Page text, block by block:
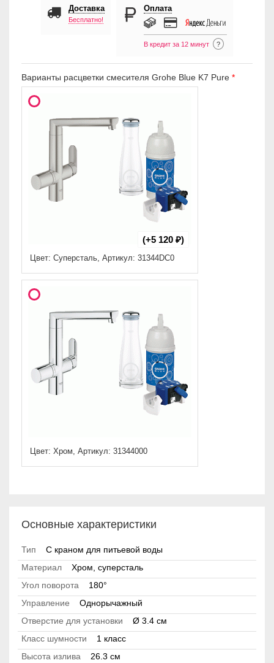
Доставка
Бесплатно!
Оплата
В кредит за 12 минут ?
Варианты расцветки смесителя Grohe Blue K7 Pure
Цвет: Суперсталь, Артикул: 31344DC0
(+5 120 ₽)
Цвет: Хром, Артикул: 31344000
Основные характеристики
Тип
С краном для питьевой воды
Материал
Хром, суперсталь
Угол поворота
180°
Управление
Однорычажный
Отверстие для установки
Ø 3.4 см
Класс шумности
1 класс
Высота излива
26.3 см